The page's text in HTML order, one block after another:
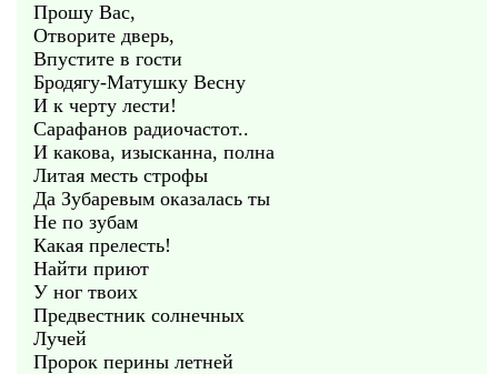
Прошу Вас,
Отворите дверь,
Впустите в гости
Бродягу-Матушку Весну
И к черту лести!
Сарафанов радиочастот..
И какова, изысканна, полна
Литая месть строфы
Да Зубаревым оказалась ты
Не по зубам
Какая прелесть!
Найти приют
У ног твоих
Предвестник солнечных
Лучей
Пророк перины летней